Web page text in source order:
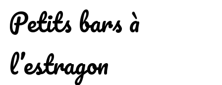
Petits bars à
l’estragon